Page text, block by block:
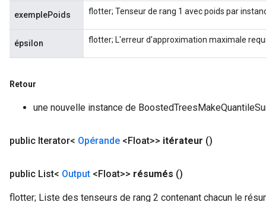
exemplePoids flotter; Tenseur de rang 1 avec poids par
épsilon flotter; L'erreur d'approximation maximale
Retour
une nouvelle instance de
public Iterator< Opérande <Float>> itérateur ()
public List< Output <Float>> résumés ()
flotter; Liste des tenseurs de rang 2 contenant chacun le